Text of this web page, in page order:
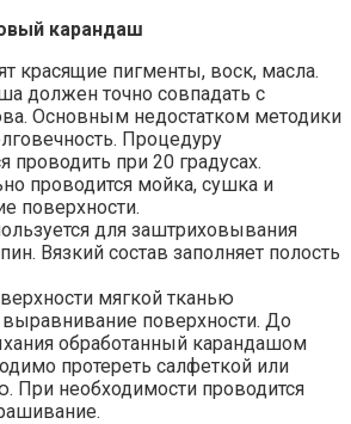
карандаш
красящие пигменты, воск, масла.
должен точно совпадать с
Основным недостатком методики
Процедуру
проводить при 20 градусах.
проводится мойка, сушка и
поверхности.
для заштриховывания
Вязкий состав заполняет полость
мягкой тканью
выравнивание поверхности. До
обработанный карандашом
протереть салфеткой или
При необходимости проводится